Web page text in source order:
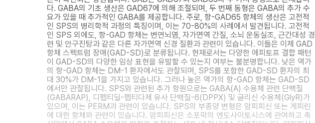
다. GABA의 기초 생산은 GAD67에 의해 조절되며, 두 번째 동형은 GABA의 추가 수
요가 있을 때 추가적인 GABA를 제공합니다. 주로, 항-GAD65 항체의 생산은 고전적
인 SPS의 병리학적 과정의 특징이며, 이는 70-80%의 사례에서 발견됩니다. 고전적
인 SPS 외에도, 항-GAD 항체는 변연뇌염, 자가면역 간질, 소뇌 운동실조, 근간대성 경
련 및 안구진탕과 같은 다른 자가면역 신경 질환과 관련이 있습니다. 이들은 이제 GAD
항체 스펙트럼 장애(GAD-SD)로 분류됩니다. 현재로서는 다양한 에피토프 결합 패턴
이 GAD-SD의 다양한 임상 표현을 유발할 수 있는지 여부는 불분명합니다. 낮은 역가
의 항-GAD 항체는 DM-1 환자에서도 관찰되며, SPS를 포함한 GAD-SD 환자의 최
대 30%가 DM-1을 가지고 있습니다. 그러나 높은 역가의 항-GAD 항체는 GAD-SD
에서만 관찰됩니다. SPS와 관련된 추가 항원으로는 GABA(A) 수용체 관련 단백질
(GABARAP), 디펩티딜-펩티다제 유사 단백질-6(DPPX) 및 글리신 수용체(GlyR)가
있으며, 이는 PERM과 관련이 있습니다. SPS의 부종양 변형은 암피피신 또는 게피린
에 대한 항체와 관련이 있습니다. 암피피신은 소포막의 엔도사이토시스에 관여하고 축